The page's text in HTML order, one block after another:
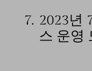
7. 2023년
스 운영